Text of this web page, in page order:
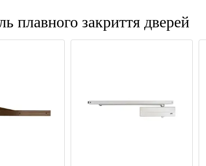
плавного закриття дверей